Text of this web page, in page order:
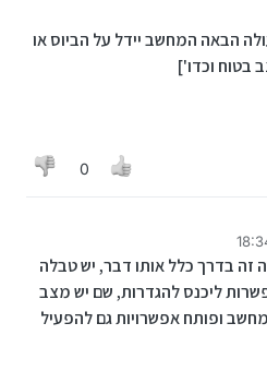
הבאה המחשב יידל על הביוס או
בטוח וכדו']
0
בדרך כלל אותו דבר, יש טבלה
ליכנס להגדרות, שם יש מצב
ופותח אפשרויות גם להפעיל